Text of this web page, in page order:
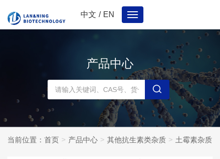
中文 / EN
Toggle
navigation
产品中心
当前位置： 首页 产品中心 其他抗生素类杂质 土霉素杂质